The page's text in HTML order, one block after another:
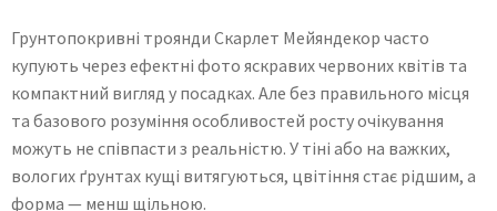
Грунтопокривні троянди Скарлет Мейяндекор часто
купують через ефектні фото яскравих червоних квітів та
компактний вигляд у посадках. Але без правильного місця
та базового розуміння особливостей росту очікування
можуть не співпасти з реальністю. У тіні або на важких,
вологих ґрунтах кущі витягуються, цвітіння стає рідшим, а
форма — менш щільною.